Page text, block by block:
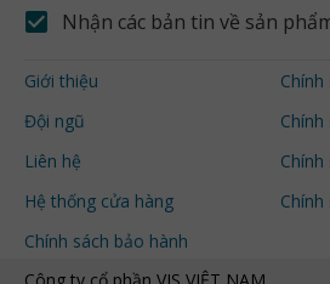
Nhận các bản tin về sản
Giới thiệu
Đội ngũ
Liên hệ
Hệ thống cửa hàng
Chính sách bảo hành